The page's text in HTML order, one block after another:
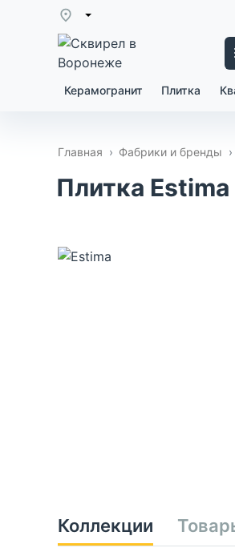
Керамогранит Плитка
Главная Фабрики и бренды
Плитка
Коллекции